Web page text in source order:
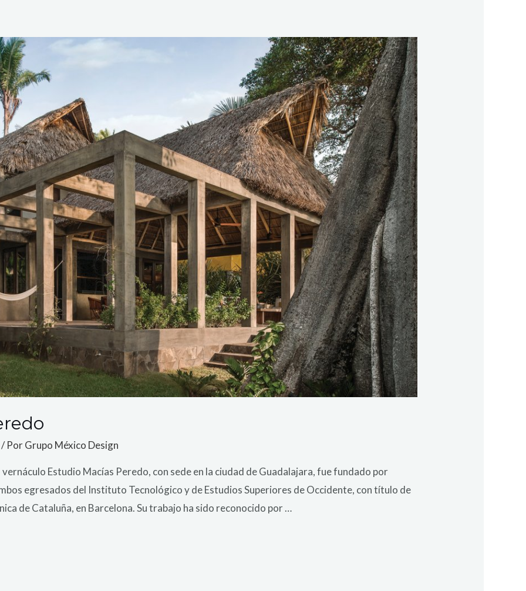
/ PorGrupo México Design
Estudio Macías Peredo, con sede en la ciudad de Guadalajara, fue fundado por
egresados del Instituto Tecnológico y de Estudios Superiores de Occidente, con título de
de Cataluña, en Barcelona. Su trabajo ha sido reconocido por …